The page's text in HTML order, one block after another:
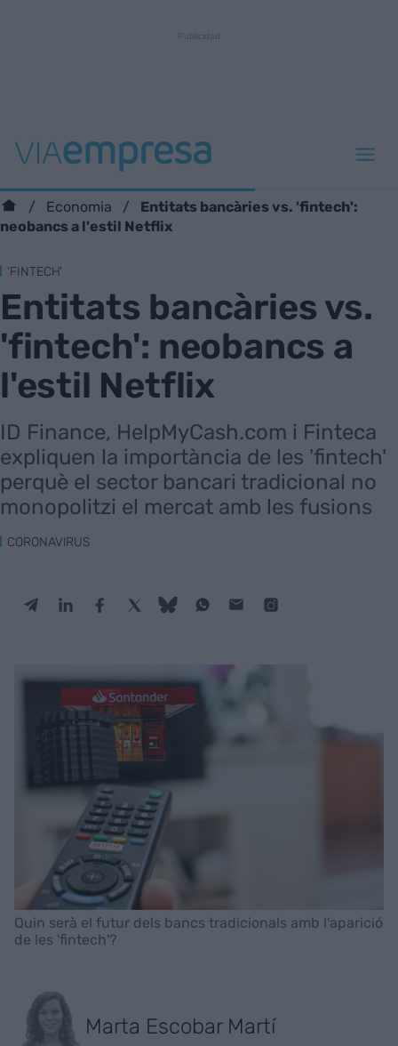
Economia
Entitats bancàries vs. 'fintech':
neobancs a l'estil Netflix
'FINTECH'
Entitats bancàries vs.
'fintech': neobancs a
l'estil Netflix
ID Finance, HelpMyCash.com i Finteca
expliquen la importància de les 'fintech'
perquè el sector bancari tradicional no
monopolitzi el mercat amb les fusions
CORONAVIRUS
Quin serà el futur dels bancs tradicionals amb l'aparició
de les 'fintech'?
Marta Escobar Martí